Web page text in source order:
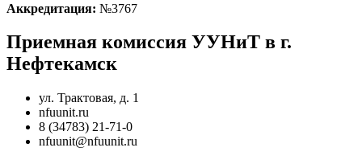
Аккредитация: №3767
Приемная комиссия УУНиТ в г.
Нефтекамск
ул. Трактовая, д. 1
nfuunit.ru
8 (34783) 21-71-0
nfuunit@nfuunit.ru